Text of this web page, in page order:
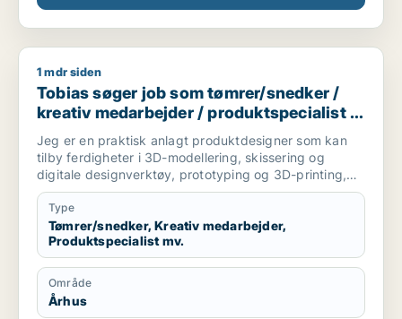
Tobias søger job som tømrer/snedker / kreativ
1 mdr siden
Tobias søger job som tømrer/snedker /
kreativ medarbejder / produktspecialist /
maler / naturmedarbejder
Jeg er en praktisk anlagt produktdesigner som kan
tilby ferdigheter i 3D-modellering, skissering og
digitale designverktøy, prototyping og 3D-printing,
samt trearbeid og bygging. Jeg er godt vant til å
jobbe gjennom hele prosessen, fra idé og
konseptutvikling til ferdig produkt. Jeg trives best når
jeg får skape noe med hendene.
Jeg søker stillinger innen produktdesign,
møbelsnekring og verkstedbasert arbeid, og har god
sans for presisjon, måltaking og det å bygge ting fra
bunnen. Jeg flytter til Aarhus og er tilgjengelig fra
Type
Tømrer/snedker, Kreativ medarbejder,
Produktspecialist mv.
Område
Århus